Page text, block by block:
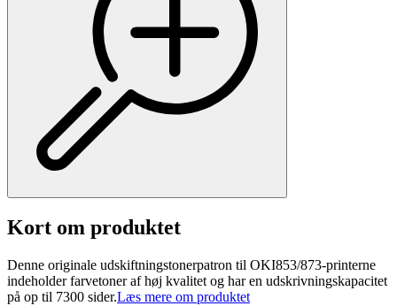
Kort om produktet
Denne originale udskiftningstonerpatron til OKI853/873-printerne
indeholder farvetoner af høj kvalitet og har en udskrivningskapacitet
på op til 7300 sider.Læs mere om produktet